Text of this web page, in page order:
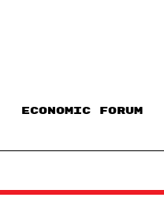
ECONOMIC FORUM